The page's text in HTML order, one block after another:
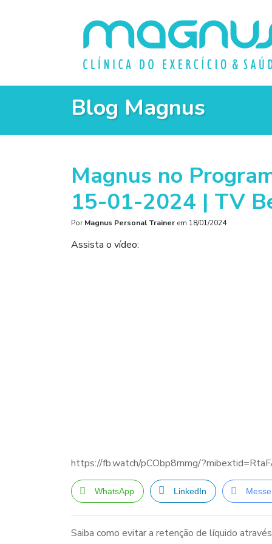
Blog Magnus
Magnus no
15-01-2024 | TV
PorMagnus Personal Trainer em 18/01/2024
Assista o vídeo:
https://fb.watch/pCObp8rnmg/
WhatsApp LinkedIn
Saiba como evitar a retenção de líquido